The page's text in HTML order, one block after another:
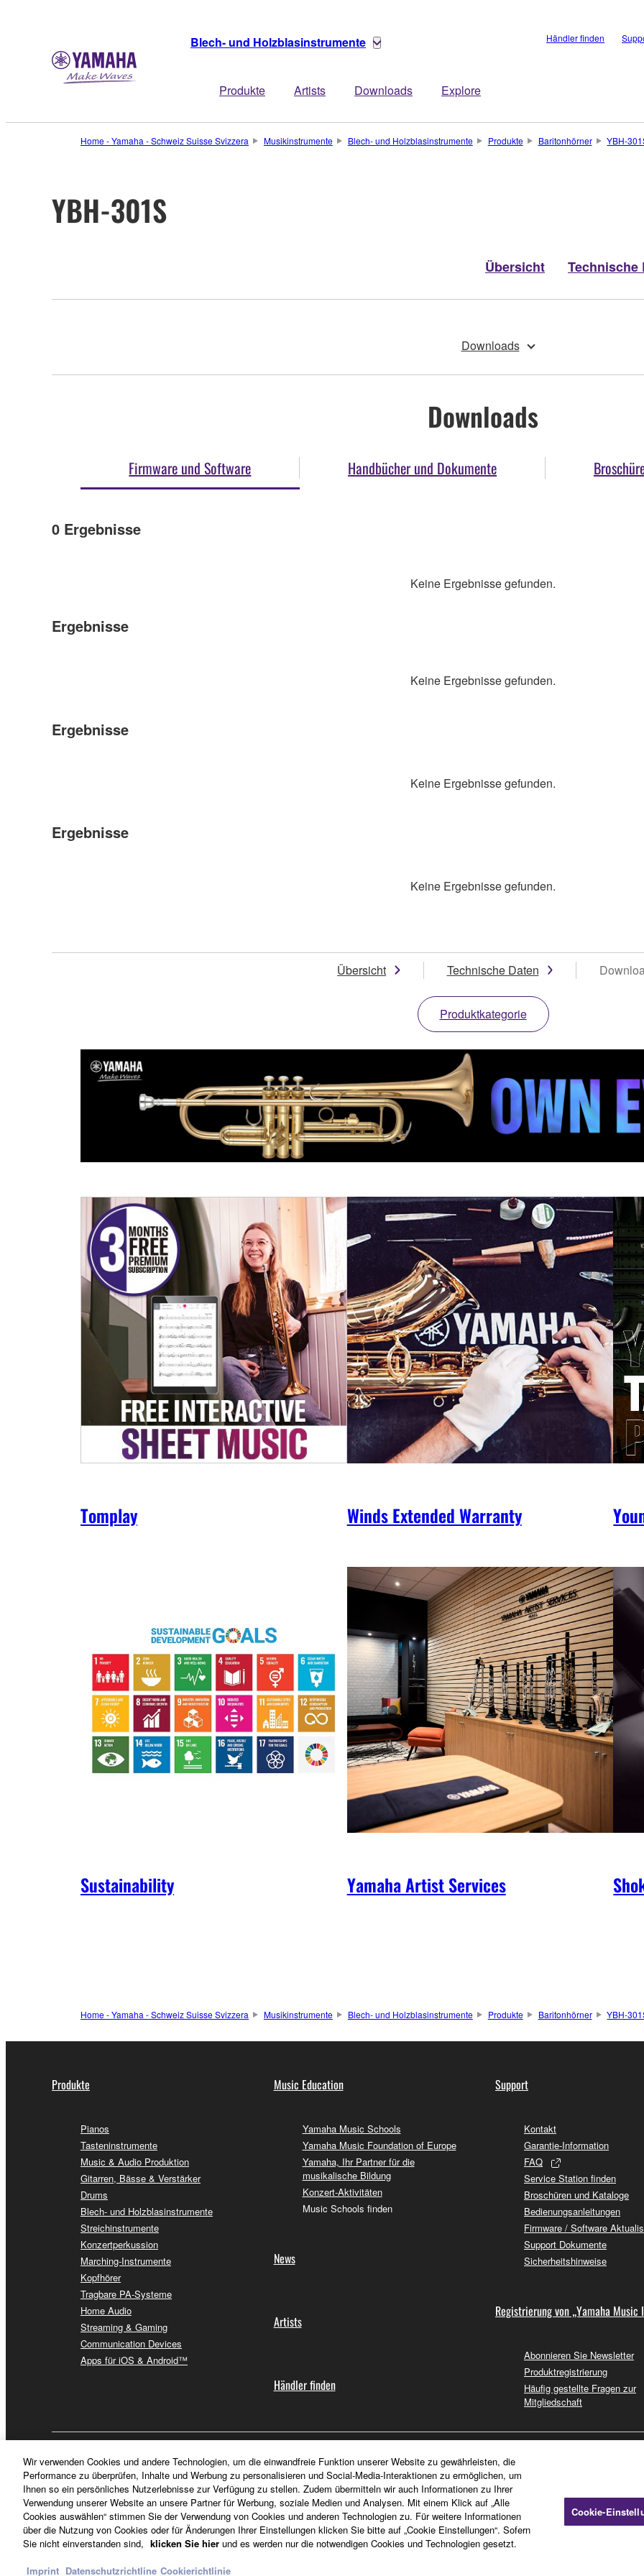
Blech- und Holzblasinstrumente
Produkte Artists Downloads Explore
Händler finden
Home - Yamaha - Schweiz Suisse Svizzera Musikinstrumente Blech- und Holzblasinstrumente Produkte Baritonhörner YBH-
YBH-301S
Übersicht Technische
Downloads
Downloads
Firmware und Software Handbücher und Dokumente
0 Ergebnisse
Keine Ergebnisse gefunden.
Ergebnisse
Keine Ergebnisse gefunden.
Ergebnisse
Keine Ergebnisse gefunden.
Ergebnisse
Keine Ergebnisse gefunden.
Übersicht Technische Daten
Produktkategorie
Tomplay Winds Extended Warranty
Sustainability Yamaha Artist Services
Home - Yamaha - Schweiz Suisse Svizzera Musikinstrumente Blech- und Holzblasinstrumente Produkte Baritonhörner YBH-
Produkte
Pianos
Tasteninstrumente
Music & Audio Produktion
Gitarren, Bässe & Verstärker
Drums
Blech- und Holzblasinstrumente
Streichinstrumente
Konzertperkussion
Marching-Instrumente
Kopfhörer
Tragbare PA-Systeme
Home Audio
Streaming & Gaming
Communication Devices
Apps für iOS & Android™
Music Education
Yamaha Music Schools
Yamaha Music Foundation of Europe
Yamaha, Ihr Partner für die
musikalische Bildung
Konzert-Aktivitäten
Music Schools finden
News
Artists
Händler finden
Support
Kontakt
Garantie-Information
FAQ
Service Station finden
Broschüren und Kataloge
Bedienungsanleitungen
Firmware / Software
Support Dokumente
Sicherheitshinweise
Registrierung von „Yamaha Music
Abonnieren Sie Newsletter
Produktregistrierung
Häufig gestellte Fragen zur
Mitgliedschaft
Wir verwenden Cookies und andere Technologien, um die einwandfreie Funktion unserer Website zu gewährleisten, die
Performance zu überprüfen, Inhalte und Werbung zu personalisieren und Social-Media-Interaktionen zu ermöglichen, um
Ihnen so ein persönliches Nutzerlebnisse zur Verfügung zu stellen. Zudem übermitteln wir auch Informationen zu Ihrer
Verwendung unserer Website an unsere Partner für Werbung, soziale Medien und Analysen. Mit einem Klick auf „Alle
Cookies auswählen“ stimmen Sie der Verwendung von Cookies und anderen Technologien zu. Für weitere Informationen
über die Nutzung von Cookies oder für Änderungen Ihrer Einstellungen klicken Sie bitte auf „Cookie Einstellungen“. Sofern
Sie nicht einverstanden sind, klicken Sie hier und es werden nur die notwendigen Cookies und Technologien gesetzt.
Imprint Datenschutzrichtline Cookierichtlinie
Cookie-